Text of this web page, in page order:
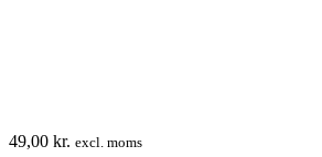
49,00 kr. excl. moms